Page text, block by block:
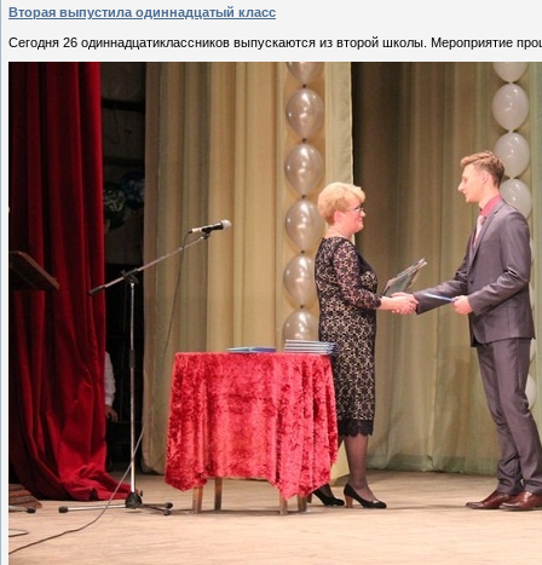
Вторая выпустила одиннадцатый класс
Сегодня 26 одиннадцатиклассников выпускаются из второй школы. Мероприятие